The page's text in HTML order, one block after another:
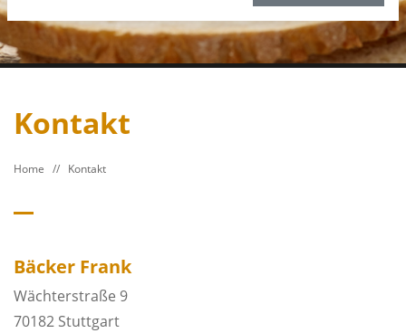
Kontakt
Home // Kontakt
Bäcker Frank
Wächterstraße 9
70182 Stuttgart